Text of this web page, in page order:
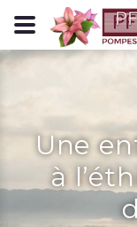
Panneau de gestion des
Une
à